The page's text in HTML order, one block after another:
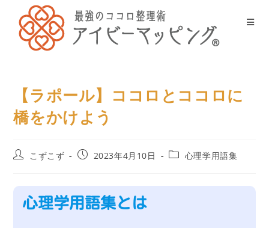
【ラポール】ココロとココロに
橋をかけよう
こずこず 2023年4月10日 心理学用語集
心理学用語集とは